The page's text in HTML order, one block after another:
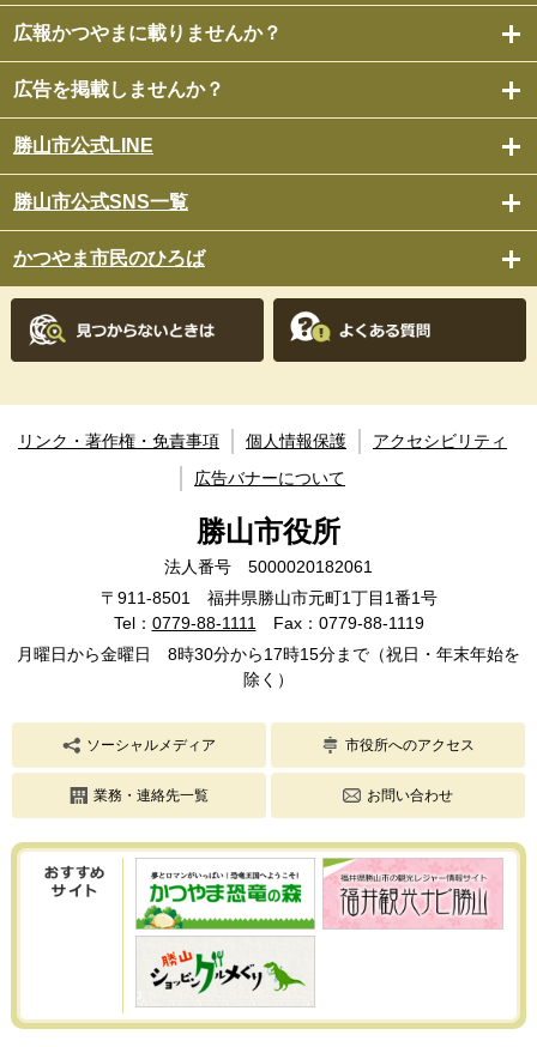
広報かつやまに載りませんか？
広告を掲載しませんか？
勝山市公式LINE
勝山市公式SNS一覧
かつやま市民のひろば
リンク・著作権・免責事項 個人情報保護
アクセシビリティ
広告バナーについて
勝山市役所
法人番号 5000020182061
〒911-8501 福井県勝山市元町1丁目1番1号
Tel： 0779-88-1111
Fax：0779-88-1119
月曜日から金曜日 8時30分から17時15分まで（祝日・年末年始を
除く）
ソーシャルメディア 市役所へのアクセス
業務・連絡先一覧 お問い合わせ